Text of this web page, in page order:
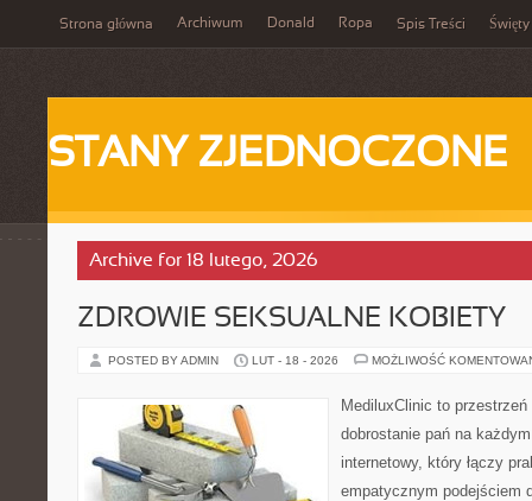
Strona główna Archiwum Donald Ropa Spis Treści Święty
STANY ZJEDNOCZONE
Archive for 18 lutego, 2026
ZDROWIE SEKSUALNE KOBIETY
POSTED BY ADMIN LUT - 18 - 2026 MOŻLIWOŚĆ
MediluxClinic to
dobrostanie pań na
internetowy, który łączy
empatycznym podejściem